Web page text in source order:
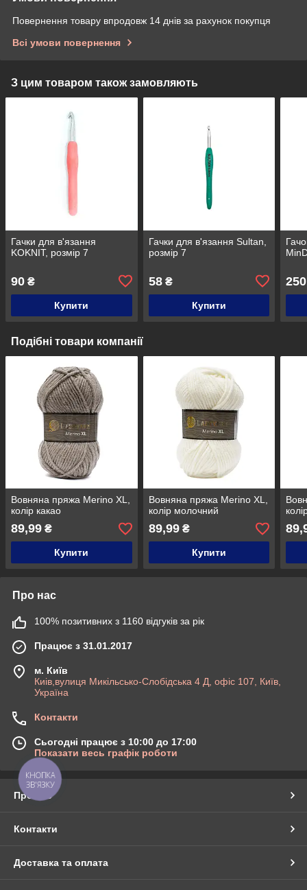
Повернення товару впродовж 14 днів за рахунок покупця
Всі умови повернення
З цим товаром також замовляють
Гачки для в'язання
KOKNIT, розмір 7
90 ₴
Купити
Гачки для в'язання Sultan,
розмір 7
58₴
Купити
250
Подібні товари компанії
Вовняна пряжа Merino XL,
колір какао
89,99 ₴
Купити
Вовняна пряжа Merino XL,
колір молочний
89,99₴
Купити
Про нас
100% позитивних з 1160 відгуків за рік
Працює з 31.01.2017
м. Київ
Киів,вулиця Микільсько-Слобідська 4 Д, офіс 107, Київ,
Україна
Контакти
Сьогодні працює з 10:00 до 17:00
Показати весь графік роботи
Про нас
Контакти
Доставка та оплата
КНОПКА
ЗВ'ЯЗКУ